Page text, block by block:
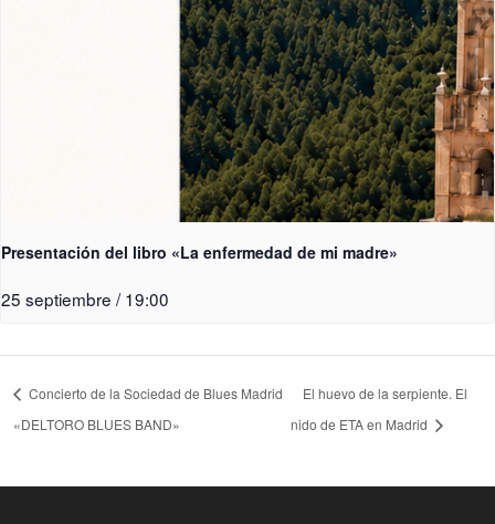
Presentación del libro «La enfermedad de mi madre»
25 septiembre / 19:00
Concierto de la Sociedad de Blues Madrid
«DELTORO BLUES BAND»​
El huevo de la serpiente. El
nido de ETA en Madrid